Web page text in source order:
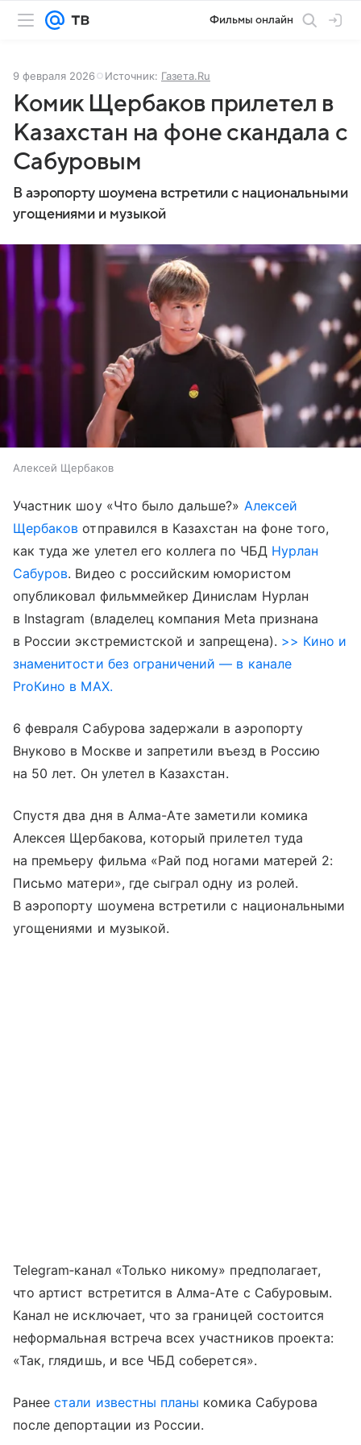
Фильмы онлайн
9 февраля 2026 Источник: Газета.Ru
Комик Щербаков прилетел в
Казахстан на фоне скандала с
Сабуровым
В аэропорту шоумена встретили с национальными
угощениями и музыкой
Алексей Щербаков
Участник шоу «Что было дальше?» Алексей
Щербаков отправился в Казахстан на фоне того,
как туда же улетел его коллега по ЧБД Нурлан
Сабуров. Видео с российским юмористом
опубликовал фильммейкер Динислам Нурлан
в Instagram (владелец компания Meta признана
в России экстремистской и запрещена). >> Кино и
знаменитости без ограничений — в канале
ProКино в MAX.
6 февраля Сабурова задержали в аэропорту
Внуково в Москве и запретили въезд в Россию
на 50 лет. Он улетел в Казахстан.
Спустя два дня в Алма-Ате заметили комика
Алексея Щербакова, который прилетел туда
на премьеру фильма «Рай под ногами матерей 2:
Письмо матери», где сыграл одну из ролей.
В аэропорту шоумена встретили с национальными
угощениями и музыкой.
Telegram‑канал «Только никому» предполагает,
что артист встретится в Алма-Ате с Сабуровым.
Канал не исключает, что за границей состоится
неформальная встреча всех участников проекта:
«Так, глядишь, и все ЧБД соберется».
Ранеестали известны планы комика Сабурова
после депортации из России.